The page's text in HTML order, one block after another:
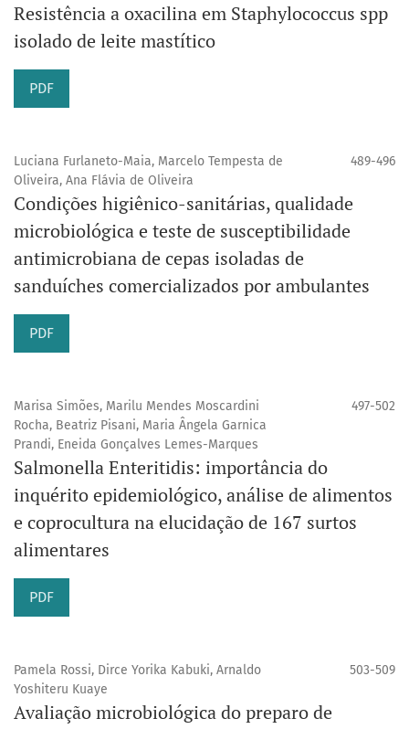
Resistência a oxacilina em Staphylococcus spp
isolado de leite mastítico
PDF
Luciana Furlaneto-Maia, Marcelo Tempesta de
Oliveira, Ana Flávia de Oliveira
489-496
Condições higiênico-sanitárias, qualidade
microbiológica e teste de susceptibilidade
antimicrobiana de cepas isoladas de
sanduíches comercializados por ambulantes
PDF
Marisa Simões, Marilu Mendes Moscardini
Rocha, Beatriz Pisani, Maria Ângela Garnica
Prandi, Eneida Gonçalves Lemes-Marques
497-502
Salmonella Enteritidis: importância do
inquérito epidemiológico, análise de alimentos
e coprocultura na elucidação de 167 surtos
alimentares
PDF
Pamela Rossi, Dirce Yorika Kabuki, Arnaldo
Yoshiteru Kuaye
503-509
Avaliação microbiológica do preparo de